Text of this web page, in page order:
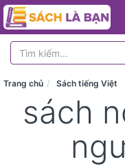
Trang chủ Sách tiếng Việt
sách